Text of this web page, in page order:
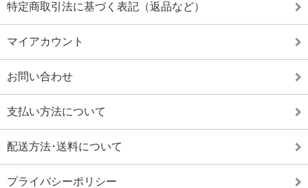
特定商取引法に基づく表記（返品など）
マイアカウント
お問い合わせ
支払い方法について
配送方法･送料について
プライバシーポリシー